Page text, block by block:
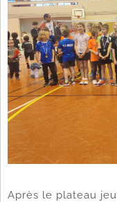
Après le plateau